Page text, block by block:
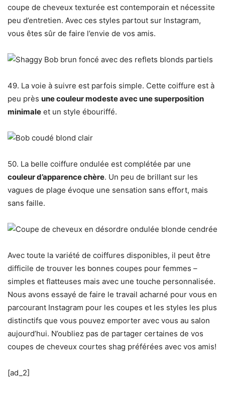
coupe de cheveux texturée est contemporain et nécessite
peu d’entretien. Avec ces styles partout sur Instagram,
vous êtes sûr de faire l’envie de vos amis.
49. La voie à suivre est parfois simple. Cette coiffure est à
peu près une couleur modeste avec une superposition
minimale et un style ébouriffé.
50. La belle coiffure ondulée est complétée par une
couleur d’apparence chère. Un peu de brillant sur les
vagues de plage évoque une sensation sans effort, mais
sans faille.
Avec toute la variété de coiffures disponibles, il peut être
difficile de trouver les bonnes coupes pour femmes –
simples et flatteuses mais avec une touche personnalisée.
Nous avons essayé de faire le travail acharné pour vous en
parcourant Instagram pour les coupes et les styles les plus
distinctifs que vous pouvez emporter avec vous au salon
aujourd’hui. N’oubliez pas de partager certaines de vos
coupes de cheveux courtes shag préférées avec vos amis!
[ad_2]